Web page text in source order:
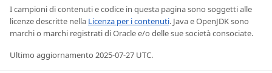
I campioni di contenuti e codice in questa pagina sono soggetti alle
licenze descritte nella Licenza per i contenuti. Java e OpenJDK sono
marchi o marchi registrati di Oracle e/o delle sue società consociate.
Ultimo aggiornamento 2025-07-27 UTC.